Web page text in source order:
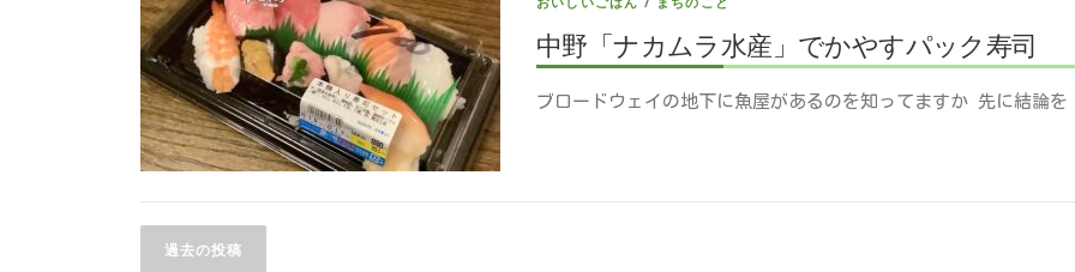
中野「ナカムラ水産」でかやすパック寿司
ブロードウェイの地下に魚屋があるのを知ってますか 先に結論
稿
過去の投稿